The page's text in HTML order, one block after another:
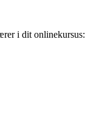
i dit onlinekursus: